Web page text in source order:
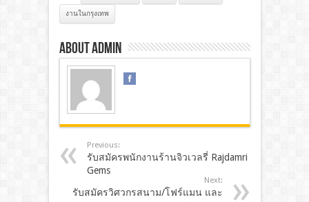
งานในกรุงเทพ
About admin
Previous:
รับสมัครพนักงานร้านจิวเวลรี่ Rajdamri
Gems
Next:
รับสมัครวิศวกรสนาม/โฟร์แมน และ